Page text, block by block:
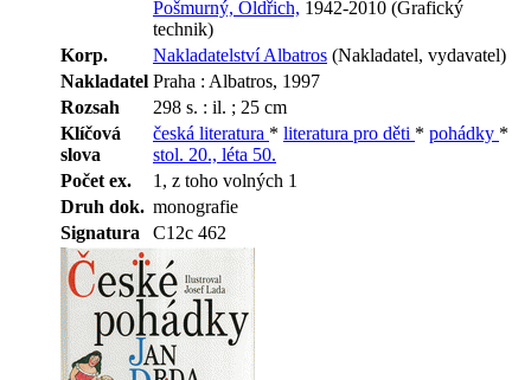
Pošmurný, Oldřich, 1942-2010 (Grafický
technik)
Korp.
Nakladatelství Albatros (Nakladatel, vydavatel)
Nakladatel Praha : Albatros, 1997
Rozsah
298 s. : il. ; 25 cm
Klíčová
slova
česká literatura * literatura pro děti * pohádky *
stol. 20., léta 50.
Počet ex.
1, z toho volných 1
Druh dok. monografie
Signatura
C12c 462